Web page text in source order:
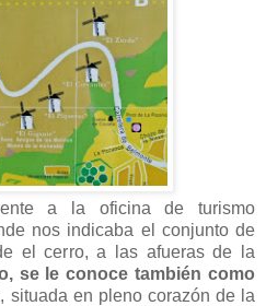
a la oficina de turismo
nos indicaba el conjunto de
el cerro, a las afueras de la
se le conoce también como
, situada en pleno corazón de la